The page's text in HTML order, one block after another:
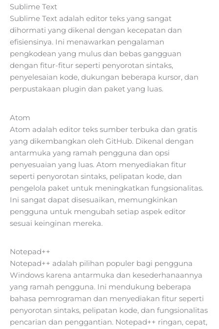
Sublime Text
Sublime Text adalah editor teks yang sangat
dihormati yang dikenal dengan kecepatan dan
efisiensinya. Ini menawarkan pengalaman
pengkodean yang mulus dan bebas gangguan
dengan fitur-fitur seperti penyorotan sintaks,
penyelesaian kode, dukungan beberapa kursor, dan
perpustakaan plugin dan paket yang luas.
Atom
Atom adalah editor teks sumber terbuka dan gratis
yang dikembangkan oleh GitHub. Dikenal dengan
antarmuka yang ramah pengguna dan opsi
penyesuaian yang luas. Atom menyediakan fitur
seperti penyorotan sintaks, pelipatan kode, dan
pengelola paket untuk meningkatkan fungsionalitas.
Ini sangat dapat disesuaikan, memungkinkan
pengguna untuk mengubah setiap aspek editor
sesuai keinginan mereka.
Notepad++
Notepad++ adalah pilihan populer bagi pengguna
Windows karena antarmuka dan kesederhanaannya
yang ramah pengguna. Ini mendukung beberapa
bahasa pemrograman dan menyediakan fitur seperti
penyorotan sintaks, pelipatan kode, dan fungsionalitas
pencarian dan penggantian. Notepad++ ringan, cepat,